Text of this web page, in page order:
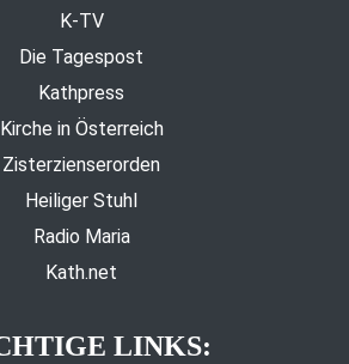
K-TV
Die Tagespost
Kathpress
Kirche in Österreich
Zisterzienserorden
Heiliger Stuhl
Radio Maria
Kath.net
LINKS: